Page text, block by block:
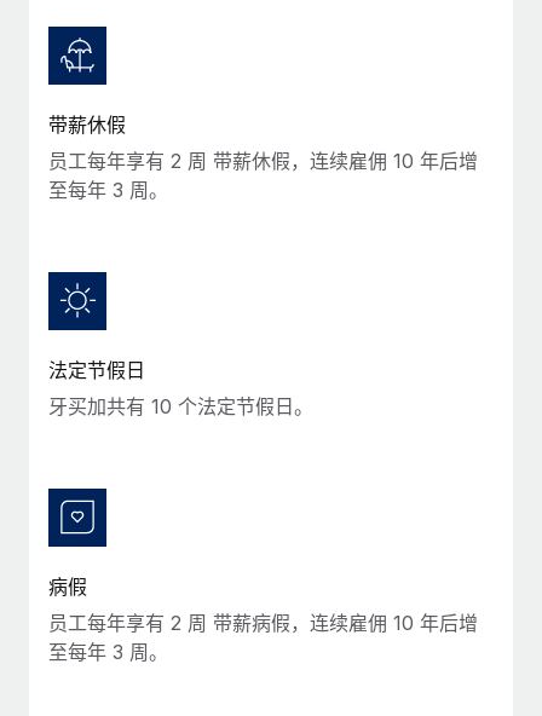
咨询专家
获得全球人力资源与合规方面的专家帮助
背景调查
简化候选人筛选流程
设备管理
实体设立
快速建立合规实体
轻松搬迁员工
轻松管理员工福利
集成与人工智能自动化咨询
薪金与人才洞察
洞察中心
获得支持
查看全部资源
Why owned entities are key to maintaining
EOR compliance
As the global workforce continues to expand in response
to the demands of today’s labor market, the...
What a Workday global payroll implementation
Most teams hear "payroll implementation" and picture a
six-month project with a dedicated team....
带薪休假
员工每年享有 2 周 带薪休假，连续雇佣 10 年后增
至每年 3 周。
法定节假日
牙买加共有 10 个法定节假日。
病假
员工每年享有 2 周 带薪病假，连续雇佣 10 年后增
至每年 3 周。